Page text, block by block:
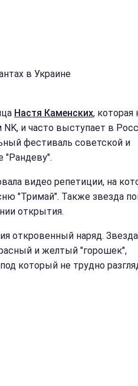
в Украине
Настя Каменских, которая
и часто выступает в
фестиваль советской и
"Рандеву".
видео репетиции, на
"Тримай". Также звезда
открытия.
откровенный наряд.
и желтый "горошек",
который не трудно